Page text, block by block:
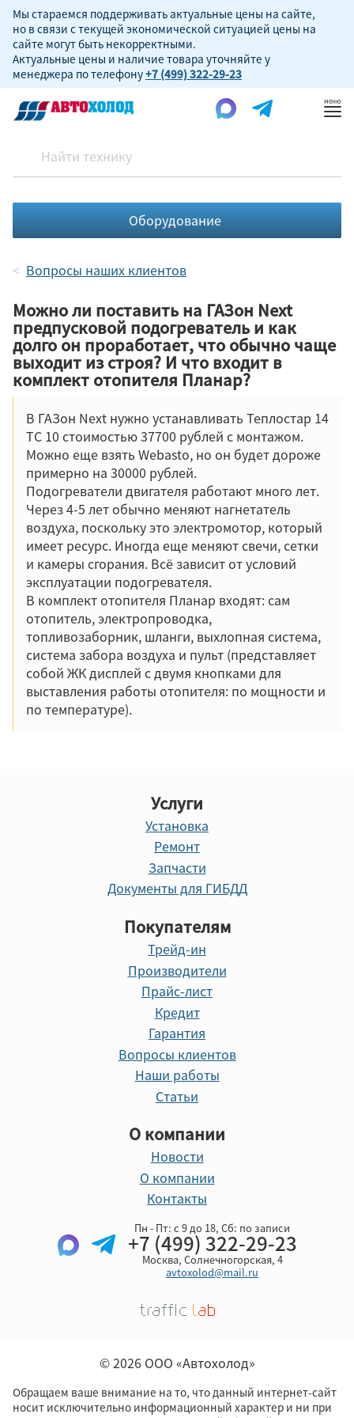
Мы стараемся поддерживать актуальные цены на сайте,
но в связи с текущей экономической ситуацией цены на
сайте могут быть некорректными.
Актуальные цены и наличие товара уточняйте у
менеджера по телефону+7 (499) 322-29-23
Оборудование
Вопросы наших клиентов
Можно ли поставить на ГАЗон Next
предпусковой подогреватель и как
долго он проработает, что обычно чаще
выходит из строя? И что входит в
комплект отопителя Планар?
В ГАЗон Next нужно устанавливать Теплостар 14
ТС 10 стоимостью 37700 рублей с монтажом.
Можно еще взять Webasto, но он будет дороже
примерно на 30000 рублей.
Подогреватели двигателя работают много лет.
Через 4-5 лет обычно меняют нагнетатель
воздуха, поскольку это электромотор, который
имеет ресурс. Иногда еще меняют свечи, сетки
и камеры сгорания. Всё зависит от условий
эксплуатации подогревателя.
В комплект отопителя Планар входят: сам
отопитель, электропроводка,
топливозаборник, шланги, выхлопная система,
система забора воздуха и пульт (представляет
собой ЖК дисплей с двумя кнопками для
выставления работы отопителя: по мощности и
по температуре).
Услуги
Установка
Ремонт
Запчасти
Документы для ГИБДД
Покупателям
Трейд-ин
Производители
Прайс-лист
Кредит
Гарантия
Вопросы клиентов
Наши работы
Статьи
О компании
Новости
О компании
Контакты
Пн - Пт: с 9 до 18, Cб: по записи
+7 (499) 322-29-23
Москва, Солнечногорская, 4
avtoxolod@mail.ru
© 2026 ООО «Автохолод»
Обращаем ваше внимание на то, что данный интернет-сайт
носит исключительно информационный характер и ни при